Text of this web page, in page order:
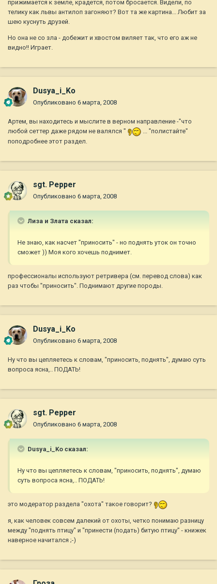
прижимается к земле, крадется, потом бросается. Видели, по
телику как львы антилоп загоняют? Вот та же картина... Любит за
шею куснуть друзей.
Но она не со зла - добежит и хвостом виляет так, что его аж не
видно!! Играет.
Dusya_i_Ko
Опубликовано 6 марта, 2008
Артем, вы находитесь и мыслите в верном направление -"что
любой сеттер даже рядом не валялся "
... "полистайте"
поподробнее этот раздел.
sgt. Pepper
Опубликовано 6 марта, 2008
Лиза и Злата сказал:
Не знаю, как насчет "приносить" - но поднять уток он точно
сможет )) Моя кого хочешь поднимет.
профессионалы используют ретривера (см. перевод слова) как
раз чтобы "приносить". Поднимают другие породы.
Dusya_i_Ko
Опубликовано 6 марта, 2008
Ну что вы цепляетесь к словам, "приносить, поднять", думаю суть
вопроса ясна,.. ПОДАТЬ!
sgt. Pepper
Опубликовано 6 марта, 2008
Dusya_i_Ko сказал:
Ну что вы цепляетесь к словам, "приносить, поднять", думаю
суть вопроса ясна,.. ПОДАТЬ!
это модератор раздела "охота" такое говорит?
я, как человек совсем далекий от охоты, четко понимаю разницу
между "поднять птицу" и "принести (подать) битую птицу" - книжек
наверное начитался ;-)